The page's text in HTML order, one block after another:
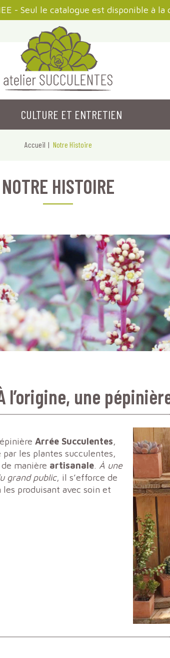
- Seul le catalogue est disponible à
CULTURE ET ENTRETIEN
Accueil Notre Histoire
NOTRE HISTOIRE
l’origine, une
Arrée Succulentes,
par les plantes succulentes,
manière artisanale. À une
grand public, il s’efforce de
produisant avec soin et